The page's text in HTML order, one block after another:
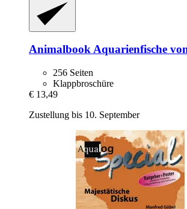
AnimalbookAquarienfische
256 Seiten
Klappbroschüre
€ 13,49
Zustellung bis 10. September